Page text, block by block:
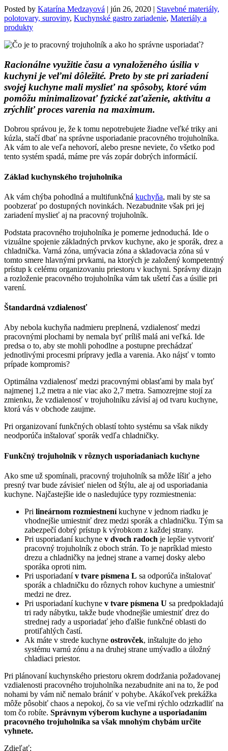
Posted by Katarína Medzayová | jún 26, 2020 | Stavebné materiály,
polotovary, suroviny, Kuchynské gastro zariadenie, Materiály a
produkty
Racionálne využitie času a vynaloženého úsilia v
kuchyni je veľmi dôležité. Preto by ste pri zariadení
svojej kuchyne mali myslieťna spôsoby, ktoré vám
pomôžu minimalizovať fyzické zaťaženie, aktivitu a
zrýchliť proces varenia na maximum.
Dobrou správou je, že k tomu nepotrebujete žiadne veľké triky ani
kúzla, stačí dbať na správne usporiadanie pracovného trojuholníka.
Ak vám to ale veľa nehovorí, alebo presne neviete, čo všetko pod
tento systém spadá, máme pre vás zopár dobrých informácií.
Základ kuchynského trojuholníka
Ak vám chýba pohodlná a multifunkčná kuchyňa, mali by ste sa
poobzerať po dostupných novinkách. Nezabudnite však pri jej
zariadení myslieť aj na pracovný trojuholník.
Podstata pracovného trojuholníka je pomerne jednoduchá. Ide o
vizuálne spojenie základných prvkov kuchyne, ako je sporák, drez a
chladnička. Varná zóna, umývacia zóna a skladovacia zóna sú v
tomto smere hlavnými prvkami, na ktorých je založený kompetentný
prístup k celému organizovaniu priestoru v kuchyni. Správny dizajn
a rozloženie pracovného trojuholníka vám tak ušetrí čas a úsilie pri
varení.
Štandardná vzdialenosť
Aby nebola kuchyňa nadmieru preplnená, vzdialenosť medzi
pracovnými plochami by nemala byť príliš malá ani veľká. Ide
predsa o to, aby ste mohli pohodlne a postupne prechádzať
jednotlivými procesmi prípravy jedla a varenia. Ako nájsť v tomto
prípade kompromis?
Optimálna vzdialenosť medzi pracovnými oblasťami by mala byť
najmenej 1,2 metra a nie viac ako 2,7 metra. Samozrejme stojí za
zmienku, že vzdialenosť v trojuholníku závisí aj od tvaru kuchyne,
ktorá vás v obchode zaujme.
Pri organizovaní funkčných oblastí tohto systému sa však nikdy
neodporúča inštalovať sporák vedľa chladničky.
Funkčný trojuholník v rôznych usporiadaniach kuchyne
Ako sme už spomínali, pracovný trojuholník sa môže líšiť a jeho
presný tvar bude závisieť nielen od štýlu, ale aj od usporiadania
kuchyne. Najčastejšie ide o nasledujúce typy rozmiestnenia:
Pri lineárnom rozmiestneníkuchyne v jednom riadku je
vhodnejšie umiestniť drez medzi sporák a chladničku. Tým sa
zabezpečí dobrý prístup k výrobkom z každej strany.
Pri usporiadaní kuchyne v dvoch radoch je lepšie vytvoriť
pracovný trojuholník z oboch strán. To je napríklad miesto
drezu a chladničky na jednej strane a varnej dosky alebo
sporáka oproti nim.
Pri usporiadanív tvare písmena L sa odporúča inštalovať
sporák a chladničku do rôznych rohov kuchyne a umiestniť
medzi ne drez.
Pri usporiadaní kuchyne v tvare písmena U sa predpokladajú
tri rady nábytku, takže bude vhodnejšie umiestniť drez do
strednej rady a usporiadať jeho ďalšie funkčné oblasti do
protiľahlých častí.
Ak máte v strede kuchyne ostrovček, inštalujte do jeho
systému varnú zónu a na druhej strane umývadlo a úložný
chladiaci priestor.
Pri plánovaní kuchynského priestoru okrem dodržania požadovanej
vzdialenosti pracovného trojuholníka nezabudnite ani na to, že pod
nohami by vám nič nemalo brániť v pohybe. Akákoľvek prekážka
môže pôsobiť chaos a nepokoj, čo sa vie veľmi rýchlo odzrkadliť na
tom čo robíte. Správnym výberom kuchyne a usporiadaním
pracovného trojuholníka sa však mnohým chybám určite
vyhnete.
Zdieľať: